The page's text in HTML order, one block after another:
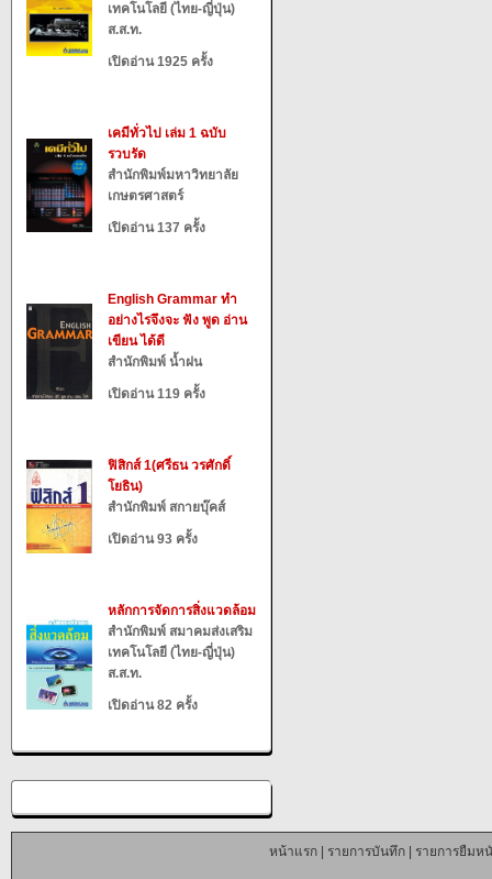
เทคโนโลยี (ไทย-ญี่ปุ่น)
ส.ส.ท.
เปิดอ่าน 1925 ครั้ง
เคมีทั่วไป เล่ม 1 ฉบับ
รวบรัด
สำนักพิมพ์มหาวิทยาลัย
เกษตรศาสตร์
เปิดอ่าน 137 ครั้ง
English Grammar ทำ
อย่างไรจึงจะ ฟัง พูด อ่าน
เขียน ได้ดี
สำนักพิมพ์ น้ำฝน
เปิดอ่าน 119 ครั้ง
ฟิสิกส์ 1(ศรีธน วรศักดิ์
โยธิน)
สำนักพิมพ์ สกายบุ๊คส์
เปิดอ่าน 93 ครั้ง
หลักการจัดการสิ่งแวดล้อม
สำนักพิมพ์ สมาคมส่งเสริม
เทคโนโลยี (ไทย-ญี่ปุ่น)
ส.ส.ท.
เปิดอ่าน 82 ครั้ง
หน้าแรก| รายการบันทึก| รายการยืมห